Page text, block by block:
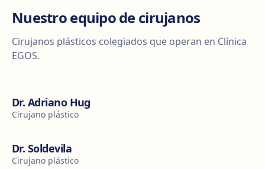
Nuestro equipo de cirujanos
Cirujanos plásticos colegiados que operan en Clínica
EGOS.
Dr. Adriano Hug
Cirujano plástico
Dr. Soldevila
Cirujano plástico